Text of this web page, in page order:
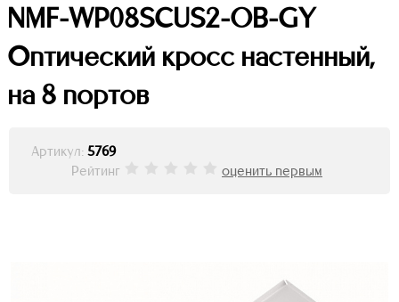
NMF-WP08SCUS2-OB-GY
Оптический кросс настенный,
на 8 портов
Артикул: 5769
Рейтинг
оценить первым